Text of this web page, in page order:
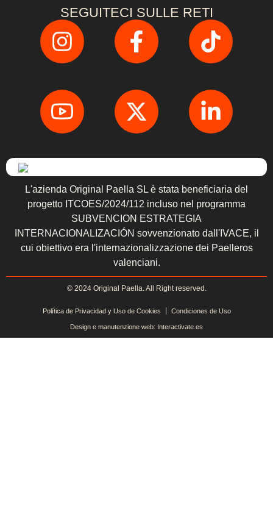
SEGUITECI SULLE RETI
L'azienda Original Paella SL è stata beneficiaria del
progetto ITCOES/2024/112 incluso nel programma
SUBVENCION ESTRATEGIA
INTERNACIONALIZACIÓN sovvenzionato dall'IVACE, il
cui obiettivo era l'internazionalizzazione dei Paelleros
valenciani.
© 2024 Original Paella. All Right reserved.
Política de Privacidad y Uso de Cookies Condiciones de Uso
Design e manutenzione web: Interactivate.es